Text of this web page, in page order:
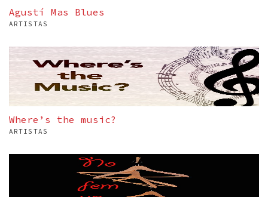
Agustí Mas Blues
ARTISTAS
Where’s the music?
ARTISTAS